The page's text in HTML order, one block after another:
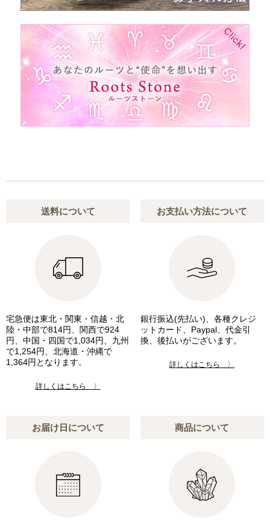
送料について
宅急便は東北・関東・信越・北
陸・中部で814円、関西で924
円、中国・四国で1,034円、九州
で1,254円、北海道・沖縄で
1,364円となります。
詳しくはこちら 〉
お支払い方法について
銀行振込(先払い)、各種クレジ
ットカード、Paypal、代金引
換、後払いがございます。
詳しくはこちら 〉
お届け日について 商品について